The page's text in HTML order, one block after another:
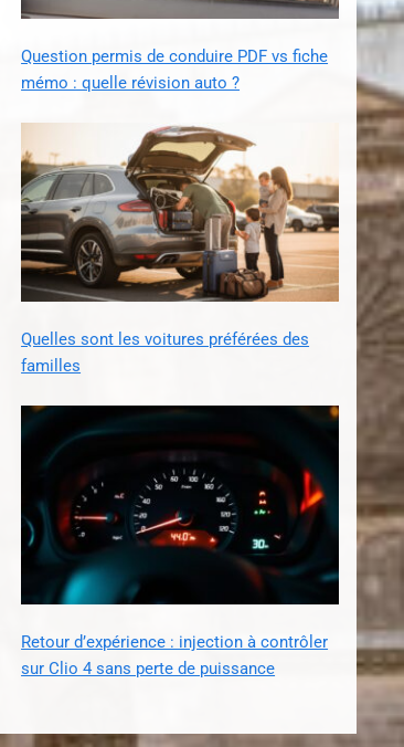
Question permis de conduire PDF vs fiche
mémo : quelle révision auto ?
Quelles sont les voitures préférées des
familles
Retour d’expérience : injection à contrôler
sur Clio 4 sans perte de puissance